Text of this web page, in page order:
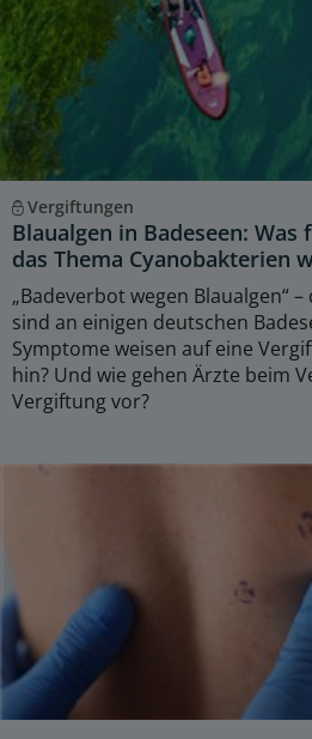
Vergiftungen
Blaualgen in Badeseen:
das Thema Cyanobakterien
„Badeverbot wegen Blaualgen“
sind an einigen deutschen
Symptome weisen auf eine
hin? Und wie gehen Ärzte beim
Vergiftung vor?